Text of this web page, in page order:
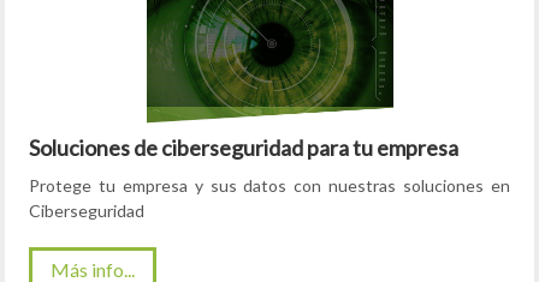
Soluciones de ciberseguridad para tu empresa
Protege tu empresa y sus datos con nuestras soluciones en
Ciberseguridad
Más info...